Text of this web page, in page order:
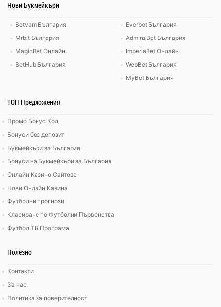
Нови Букмейкъри
Betvam България
Mrbit България
MagicBet Онлайн
BetHub България
Everbet България
AdmiralBet България
ImperiaBet Онлайн
WebBet България
MyBet България
ТОП Предложения
Промо Бонус Код
Бонуси без депозит
Букмейкъри за България
Бонуси на Букмейкъри за България
Онлайн Казино Сайтове
Нови Онлайн Казина
Футболни прогнози
Класиране по Футболни Първенства
Футбол ТВ Програма
Полезно
Контакти
За нас
Политика за поверителност